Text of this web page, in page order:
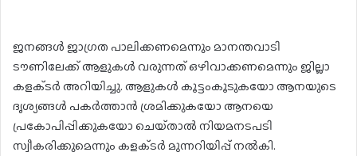
ജനങ്ങൾ ജാഗ്രത പാലിക്കണമെന്നും മാനന്തവാടി
ടൗണിലേക്ക് ആളുകൾ വരുന്നത് ഒഴിവാക്കണമെന്നും ജില്ലാ
കളക്‌ടർ അറിയിച്ചു. ആളുകൾ കൂട്ടംകൂടുകയോ ആനയുടെ
ദൃശ്യങ്ങൾ പകർത്താൻ ശ്രമിക്കുകയോ ആനയെ
പ്രകോപിപ്പിക്കുകയോ ചെയ്‌താൽ നിയമനടപടി
സ്വീകരിക്കുമെന്നും കളക്‌ടർ മുന്നറിയിപ്പ് നൽകി.